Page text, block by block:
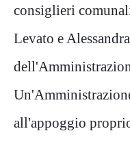
consiglieri
Levato e
all'appoggio